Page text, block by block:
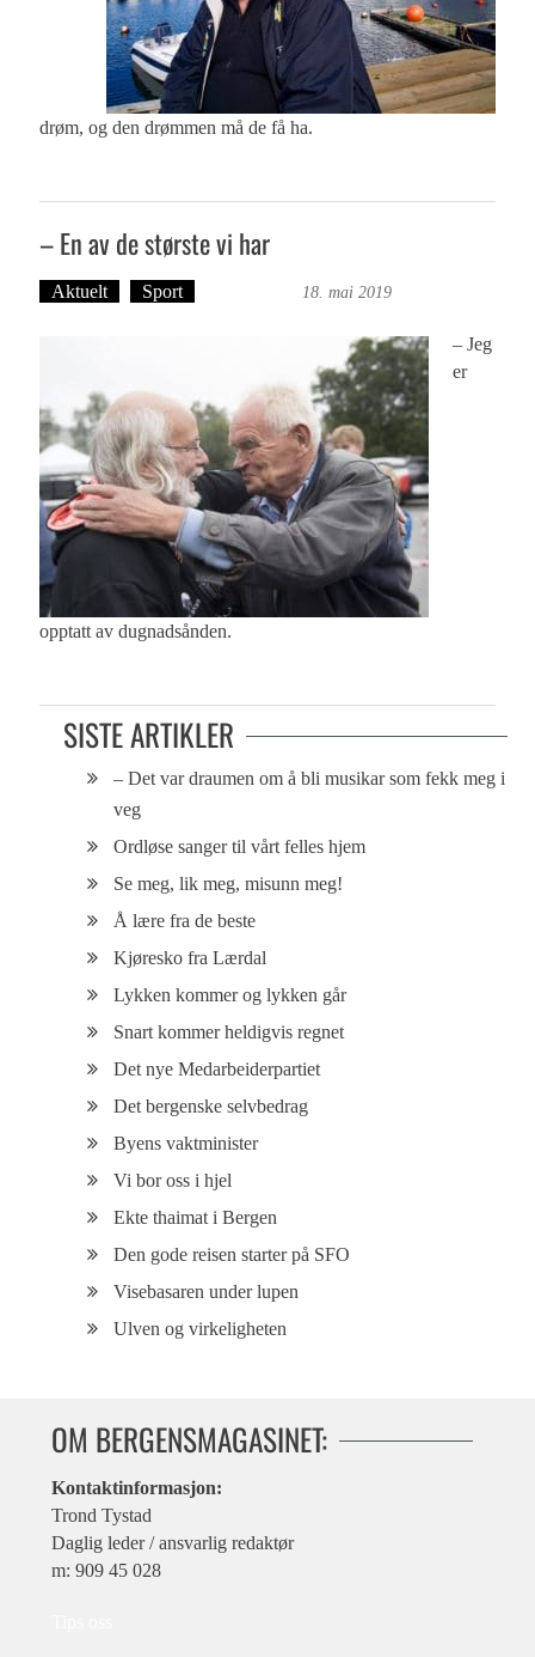
drøm, og den drømmen må de få ha.
– En av de største vi har
Aktuelt Sport 18. mai 2019
– Jeg
er
opptatt av dugnadsånden.
SISTE ARTIKLER
– Det var draumen om å bli musikar som fekk meg i
veg
Ordløse sanger til vårt felles hjem
Se meg, lik meg, misunn meg!
Å lære fra de beste
Kjøresko fra Lærdal
Lykken kommer og lykken går
Snart kommer heldigvis regnet
Det nye Medarbeiderpartiet
Det bergenske selvbedrag
Byens vaktminister
Vi bor oss i hjel
Ekte thaimat i Bergen
Den gode reisen starter på SFO
Visebasaren under lupen
Ulven og virkeligheten
OM BERGENSMAGASINET:
Kontaktinformasjon:
Trond Tystad
Daglig leder / ansvarlig redaktør
m: 909 45 028